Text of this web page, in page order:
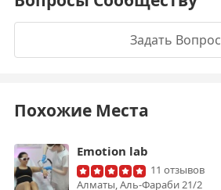
Задать Вопрос
Похожие Места
Emotion lab
11 отзывов
Алматы, Аль-Фараби 21/2